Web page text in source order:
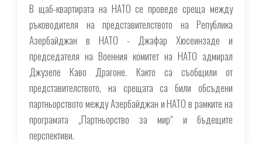
В щаб-квартирата на НАТО се проведе среща между
ръководителя на представителството на Република
Азербайджан в НАТО - Джафар Хюсеинзаде и
председателя на Военния комитет на НАТО адмирал
Джузепе Каво Драгоне. Както са съобщили от
представителството, на срещата са били обсъдени
партньорството между Азербайджан и НАТО в рамките на
програмата „Партньорство за мир“ и бъдещите
перспективи.